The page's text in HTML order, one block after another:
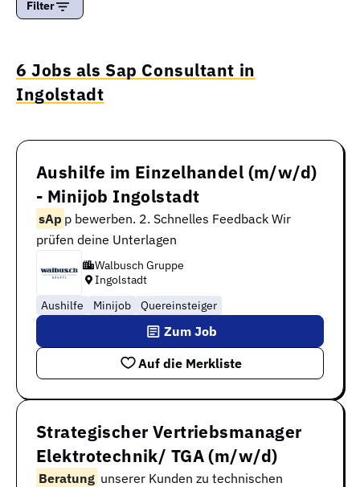
Filter
6 Jobs als Sap Consultant in
Ingolstadt
Aushilfe im Einzelhandel (m/w/d)
- Minijob Ingolstadt
sAp p bewerben. 2. Schnelles Feedback Wir
prüfen deine Unterlagen
Walbusch Gruppe
Ingolstadt
Aushilfe
Minijob Quereinsteiger
Auf die Merkliste
Zum Job
Strategischer Vertriebsmanager
Elektrotechnik/ TGA (m/w/d)
Beratung unserer Kunden zu technischen